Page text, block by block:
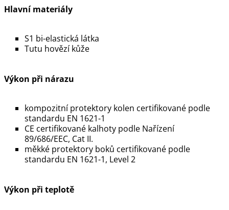
Hlavní materiály
Výkon při nárazu
kompozitní protektory kolen certifikované podle
CE certifikované kalhoty podle Nařízení
měkké protektory boků certifikované podle
Výkon při teplotě